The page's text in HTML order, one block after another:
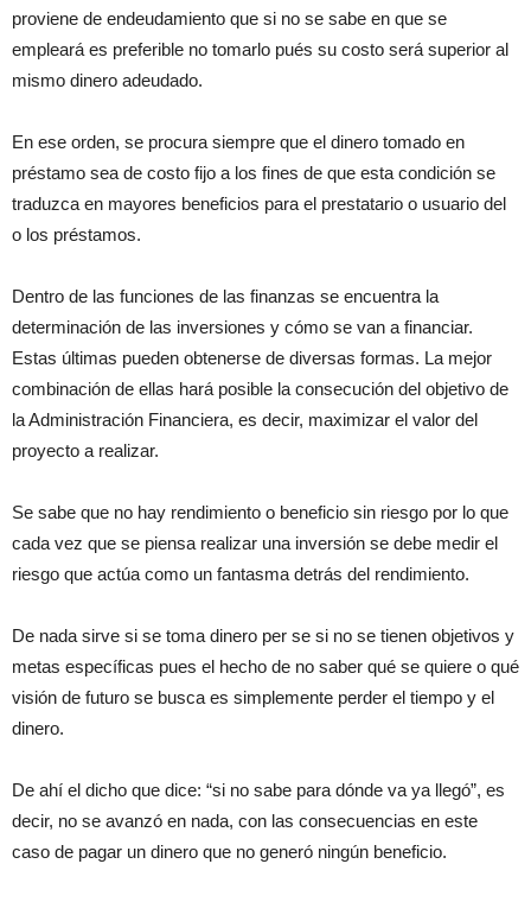
proviene de endeudamiento que si no se sabe en que se
empleará es preferible no tomarlo pués su costo será superior al
mismo dinero adeudado.
En ese orden, se procura siempre que el dinero tomado en
préstamo sea de costo fijo a los fines de que esta condición se
traduzca en mayores beneficios para el prestatario o usuario del
o los préstamos.
Dentro de las funciones de las finanzas se encuentra la
determinación de las inversiones y cómo se van a financiar.
Estas últimas pueden obtenerse de diversas formas. La mejor
combinación de ellas hará posible la consecución del objetivo de
la Administración Financiera, es decir, maximizar el valor del
proyecto a realizar.
Se sabe que no hay rendimiento o beneficio sin riesgo por lo que
cada vez que se piensa realizar una inversión se debe medir el
riesgo que actúa como un fantasma detrás del rendimiento.
De nada sirve si se toma dinero per se si no se tienen objetivos y
metas específicas pues el hecho de no saber qué se quiere o qué
visión de futuro se busca es simplemente perder el tiempo y el
dinero.
De ahí el dicho que dice: “si no sabe para dónde va ya llegó”, es
decir, no se avanzó en nada, con las consecuencias en este
caso de pagar un dinero que no generó ningún beneficio.